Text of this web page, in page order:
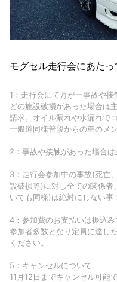
モグセル走行会にあた
1：走行会にて万が一事故や
どの施設破損があった場合は
請求。オイル漏れや水漏れで
一般道同様普段からの車のメ
2：事故や接触があった場合
3：走行会参加中の事故(死亡
設破損等)に対し全ての関係者
いても同様)は絶対にしない事！
4：参加費のお支払いは振込
参加者多数となり定員に達し
ください。
5：キャンセルについて
11月12日までキャンセル可能